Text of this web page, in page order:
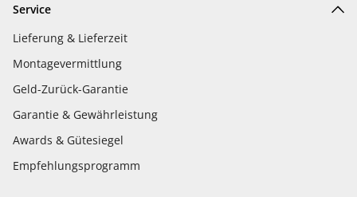
Service
Lieferung & Lieferzeit
Montagevermittlung
Geld-Zurück-Garantie
Garantie & Gewährleistung
Awards & Gütesiegel
Empfehlungsprogramm